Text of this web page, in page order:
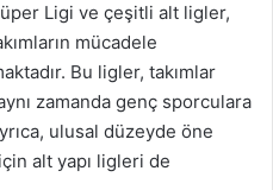
Ligi ve çeşitli alt ligler,
mücadele
Bu ligler, takımlar
zamanda genç sporculara
ulusal düzeyde öne
alt yapı ligleri de